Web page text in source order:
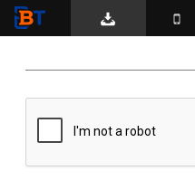
BTemplates